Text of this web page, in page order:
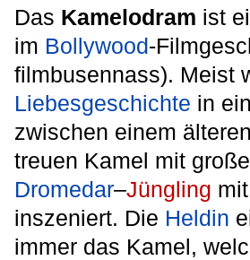
Das Kamelodram ist
im Bollywood-
filmbusennass). Meist
Liebesgeschichte in
zwischen einem
treuen Kamel mit
Dromedar–Jüngling
inszeniert. Die Heldin
immer das Kamel,